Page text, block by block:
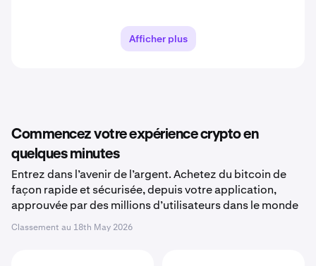
Afficher plus
Commencez votre expérience crypto en
quelques minutes
Entrez dans l’avenir de l’argent. Achetez du bitcoin de
façon rapide et sécurisée, depuis votre application,
approuvée par des millions d’utilisateurs dans le monde
Classement au 18th May 2026